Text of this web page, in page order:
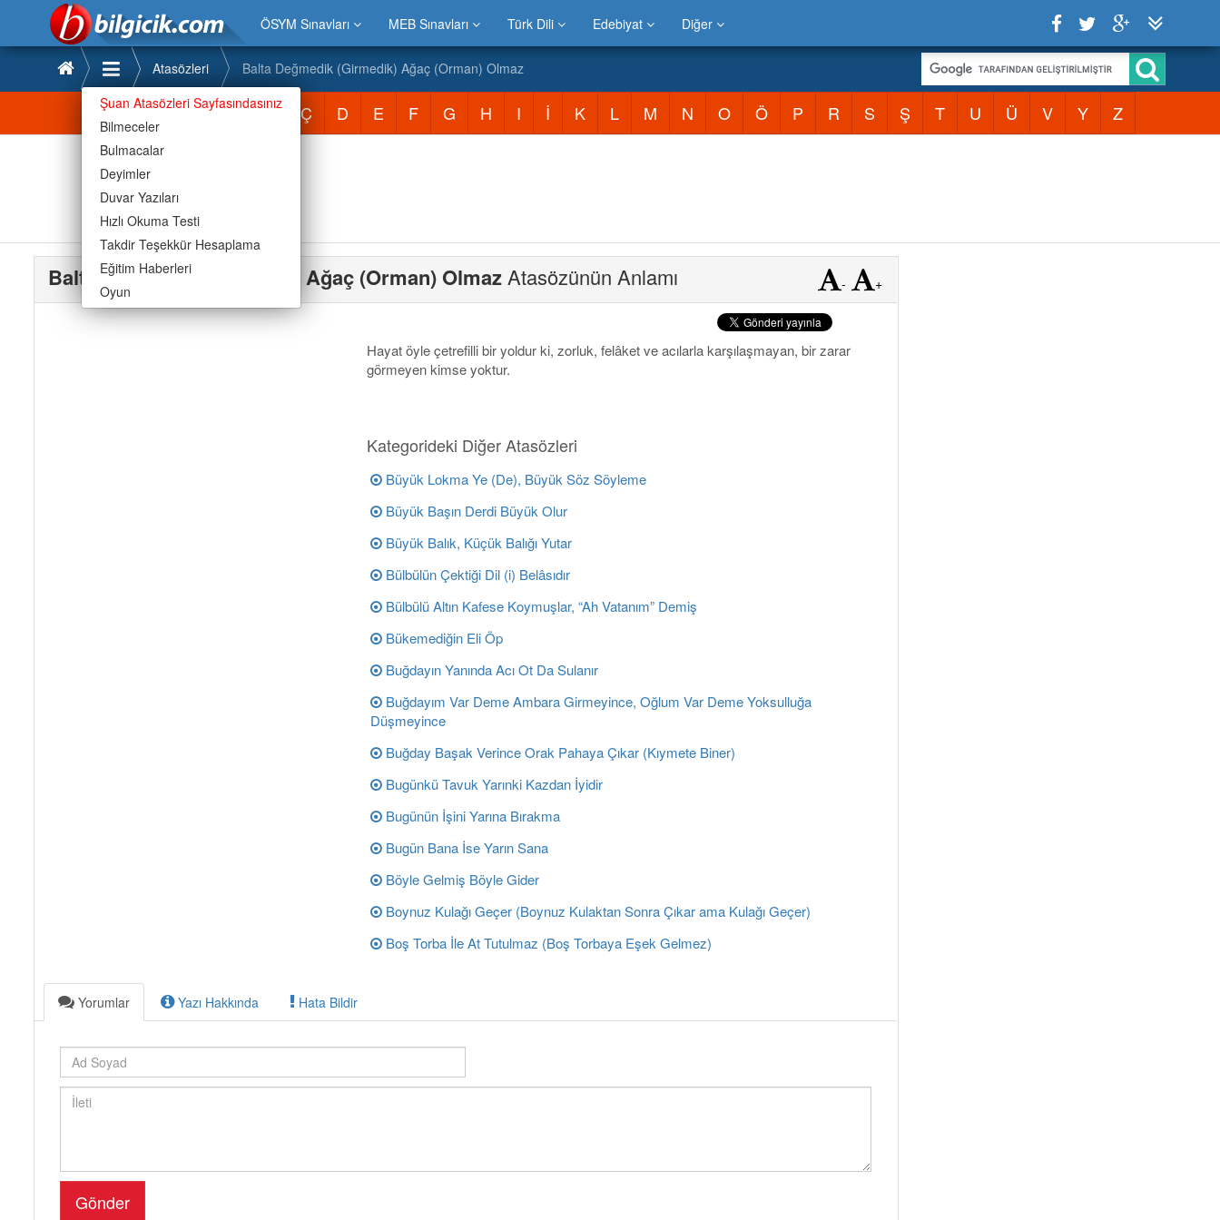
ÖSYM Sınavları MEB Sınavları Türk Dili Edebiyat Diğer
Şuan Atasözleri Sayfasındasınız
Bilmeceler
Bulmacalar
Deyimler
Duvar Yazıları
Hızlı Okuma Testi
Takdir Teşekkür Hesaplama
Eğitim Haberleri
Oyun
Atasözleri Balta Değmedik (Girmedik) Ağaç (Orman) Olmaz
Atasözleri A B C Ç D E F G H I İ K L M N O Ö P R S Ş T U Ü V Y Z
Balta Değmedik (Girmedik) Ağaç (Orman) Olmaz Atasözünün Anlamı - +
Hayat öyle çetrefilli bir yoldur ki, zorluk, felâket ve acılarla karşılaşmayan, bir zarar
görmeyen kimse yoktur.
Kategorideki Diğer Atasözleri
Büyük Lokma Ye (De), Büyük Söz Söyleme
Büyük Başın Derdi Büyük Olur
Büyük Balık, Küçük Balığı Yutar
Bülbülün Çektiği Dil (i) Belâsıdır
Bülbülü Altın Kafese Koymuşlar, “Ah Vatanım” Demiş
Bükemediğin Eli Öp
Buğdayın Yanında Acı Ot Da Sulanır
Buğdayım Var Deme Ambara Girmeyince, Oğlum Var Deme Yoksulluğa
Düşmeyince
Buğday Başak Verince Orak Pahaya Çıkar (Kıymete Biner)
Bugünkü Tavuk Yarınki Kazdan İyidir
Bugünün İşini Yarına Bırakma
Bugün Bana İse Yarın Sana
Böyle Gelmiş Böyle Gider
Boynuz Kulağı Geçer (Boynuz Kulaktan Sonra Çıkar ama Kulağı Geçer)
Boş Torba İle At Tutulmaz (Boş Torbaya Eşek Gelmez)
Yorumlar Yazı Hakkında Hata Bildir
Gönder